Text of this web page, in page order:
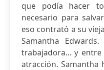
que podía hacer
necesario para
eso contrató a su
Samantha
trabajadora... y
atracción.